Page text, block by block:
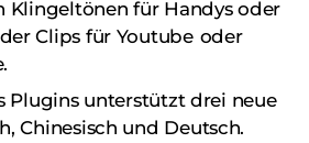
Klingeltönen für Handys oder
Clips für Youtubе oder
Plugins unterstützt drei neue
Chinesisch und Deutsch.